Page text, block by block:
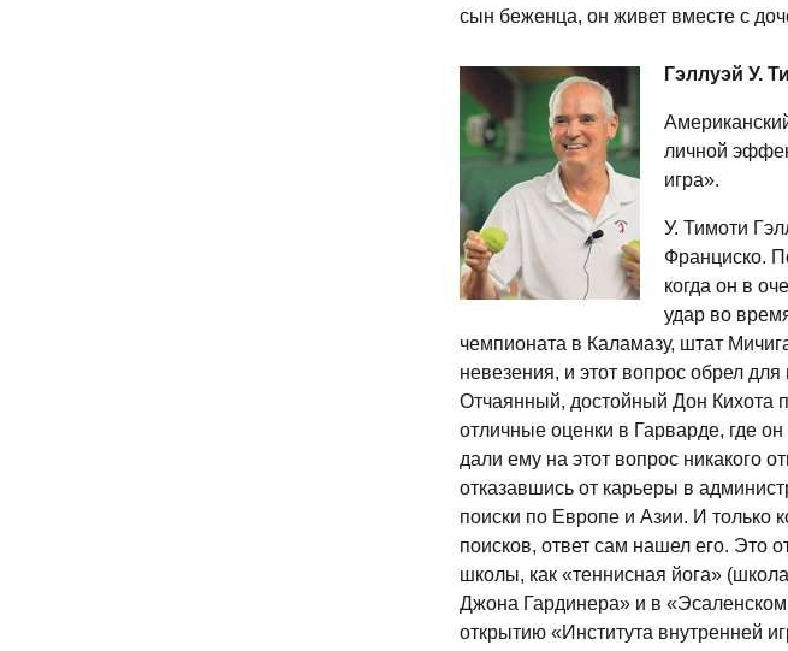
сын беженца, он живет вместе с
Гэллуэй У.
личной
игра».
У. Тимоти
Франциско.
когда он в
удар во
чемпионата в Каламазу, штат
невезения, и этот вопрос обрел
Отчаянный, достойный Дон Кихота
отличные оценки в Гарварде, где
дали ему на этот вопрос никакого
отказавшись от карьеры в
поиски по Европе и Азии. И только
поисков, ответ сам нашел его. Это
школы, как «теннисная йога»
Джона Гардинера» и в
открытию «Института внутренней